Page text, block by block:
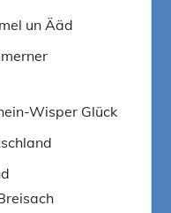
un Ääd
Wisper Glück